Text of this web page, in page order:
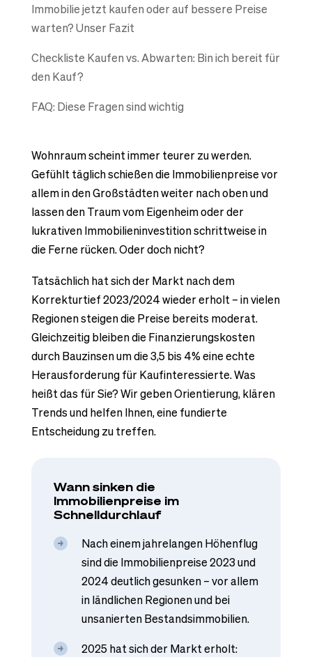
Immobilie jetzt kaufen oder auf bessere Preise
warten? Unser Fazit
Checkliste Kaufen vs. Abwarten: Bin ich bereit für
den Kauf?
FAQ: Diese Fragen sind wichtig
​Wohnraum scheint immer teurer zu werden.
Gefühlt täglich schießen die Immobilienpreise vor
allem in den Großstädten weiter nach oben und
lassen den Traum vom Eigenheim oder der
lukrativen Immobilieninvestition schrittweise in
die Ferne rücken. Oder doch nicht?
Tatsächlich hat sich der Markt nach dem
Korrekturtief 2023/2024 wieder erholt – in vielen
Regionen steigen die Preise bereits moderat.
Gleichzeitig bleiben die Finanzierungskosten
durch Bauzinsen um die 3,5 bis 4% eine echte
Herausforderung für Kaufinteressierte. Was
heißt das für Sie? Wir geben Orientierung, klären
Trends und helfen Ihnen, eine fundierte
Entscheidung zu treffen.
Wann sinken die
Immobilienpreise im
Schnelldurchlauf
Nach einem jahrelangen Höhenflug
sind die Immobilienpreise 2023 und
2024 deutlich gesunken – vor allem
in ländlichen Regionen und bei
unsanierten Bestandsimmobilien.
2025 hat sich der Markt erholt: